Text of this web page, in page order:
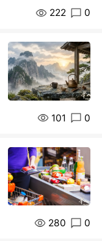
222 0
101 0
280 0